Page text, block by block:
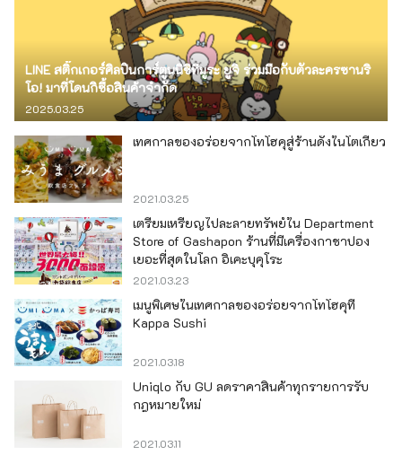
LINE สติ๊กเกอร์ศิลปินการ์ตูนนิชิทีมูระ ยูจิ ร่วมมือกับตัวละครซานริ
โอ! มาที่โดนกิซื้อสินค้าจำกัด
2025.03.25
เทศกาลของอร่อยจากโทโฮคุสู่ร้านดังในโตเกียว
2021.03.25
เตรียมเหรียญไปละลายทรัพย์ใน Department
Store of Gashapon ร้านที่มีเครื่องกาชาปอง
เยอะที่สุดในโลก อิเคะบุคุโระ
2021.03.23
เมนูพิเศษในเทศกาลของอร่อยจากโทโฮคุที่
Kappa Sushi
2021.03.18
Uniqlo กับ GU ลดราคาสินค้าทุกรายการรับ
กฎหมายใหม่
2021.03.11